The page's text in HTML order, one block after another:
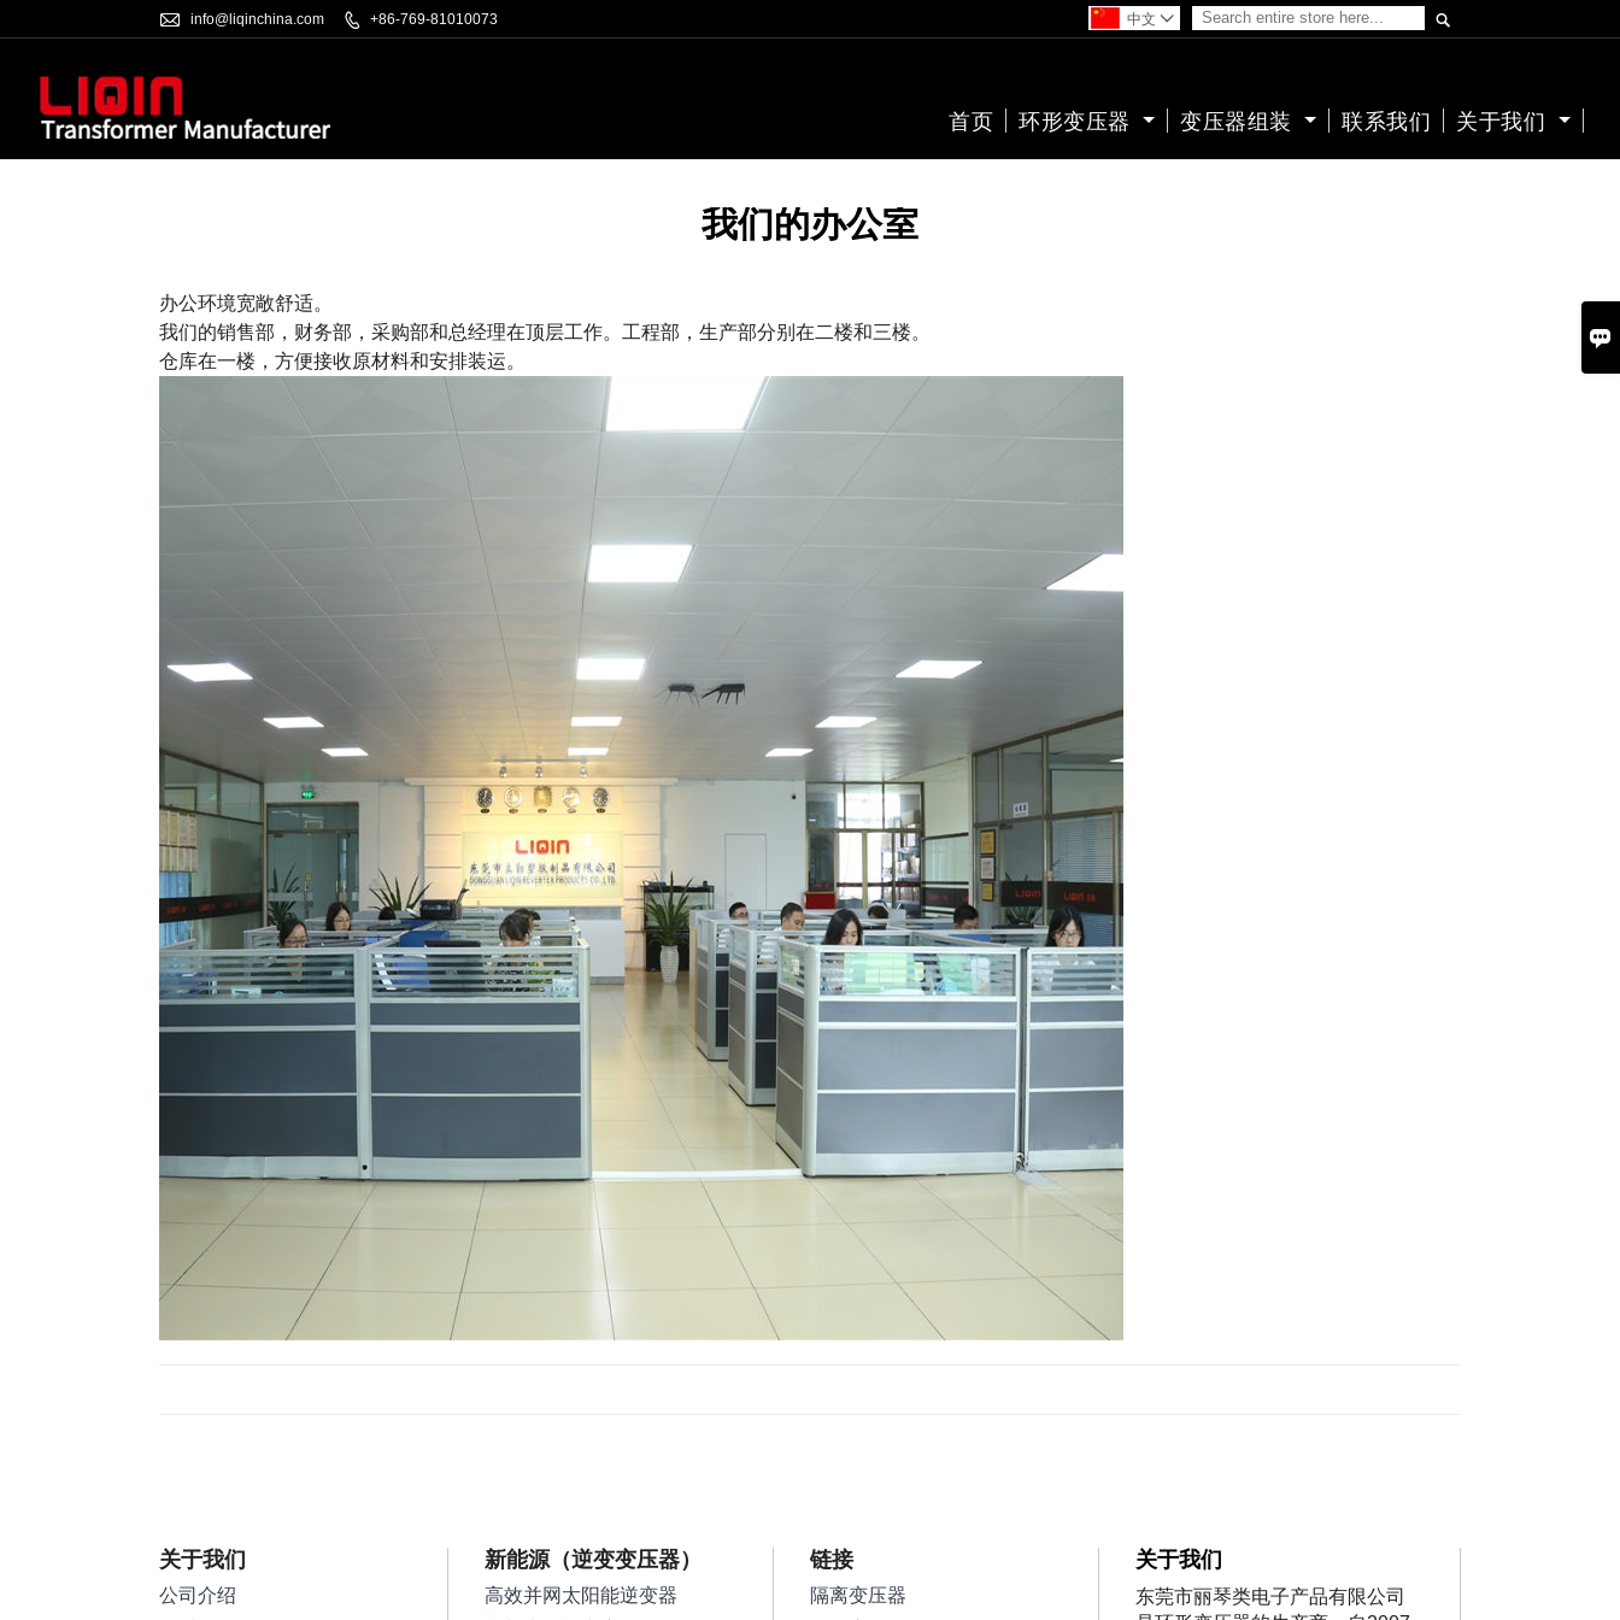

 info@liqinchina.com  +86-769-81010073 
中文 
首页 环形变压器 变压器组装 联系我们 关于我们
我们的办公室
办公环境宽敞舒适。
我们的销售部，财务部，采购部和总经理在顶层工作。工程部，生产部分别在二楼和三楼。
仓库在一楼，方便接收原材料和安排装运。
关于我们
公司介绍
新能源（逆变变压器）
高效并网太阳能逆变器
链接
隔离变压器
关于我们
东莞市丽琴类电子产品有限公司